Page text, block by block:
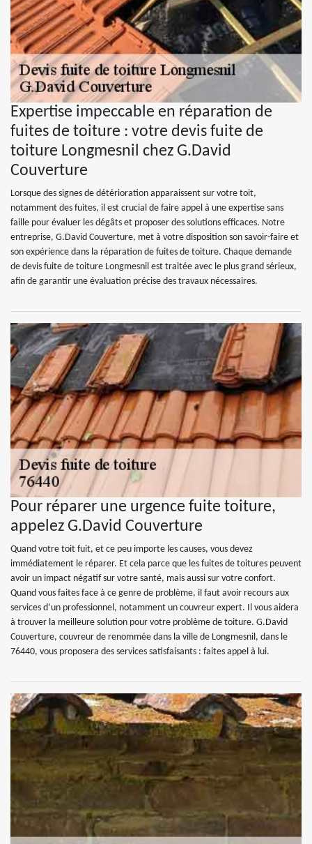
Expertise impeccable en réparation de
fuites de toiture : votre devis fuite de
toiture Longmesnil chez G.David
Couverture
Lorsque des signes de détérioration apparaissent sur votre toit,
notamment des fuites, il est crucial de faire appel à une expertise sans
faille pour évaluer les dégâts et proposer des solutions efficaces. Notre
entreprise, G.David Couverture, met à votre disposition son savoir-faire et
son expérience dans la réparation de fuites de toiture. Chaque demande
de devis fuite de toiture Longmesnil est traitée avec le plus grand sérieux,
afin de garantir une évaluation précise des travaux nécessaires.
Pour réparer une urgence fuite toiture,
appelez G.David Couverture
Quand votre toit fuit, et ce peu importe les causes, vous devez
immédiatement le réparer. Et cela parce que les fuites de toitures peuvent
avoir un impact négatif sur votre santé, mais aussi sur votre confort.
Quand vous faites face à ce genre de problème, il faut avoir recours aux
services d’un professionnel, notamment un couvreur expert. Il vous aidera
à trouver la meilleure solution pour votre problème de toiture. G.David
Couverture, couvreur de renommée dans la ville de Longmesnil, dans le
76440, vous proposera des services satisfaisants : faites appel à lui.